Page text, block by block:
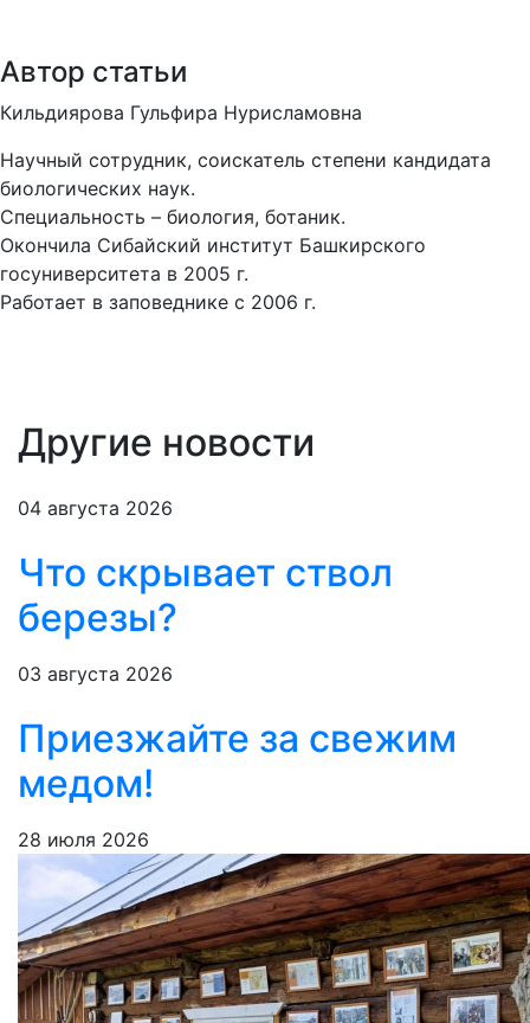
Автор статьи
Кильдиярова Гульфира Нурисламовна
Научный сотрудник, соискатель степени кандидата
биологических наук.
Специальность – биология, ботаник.
Окончила Сибайский институт Башкирского
госуниверситета в 2005 г.
Работает в заповеднике с 2006 г.
Другие новости
04 августа 2026
Что скрывает ствол
березы?
03 августа 2026
Приезжайте за свежим
медом!
28 июля 2026